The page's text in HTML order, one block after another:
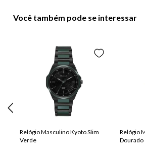
Você também pode se interessar
Relógio Masculino Kyoto Slim
Verde
Relógio
Dourado